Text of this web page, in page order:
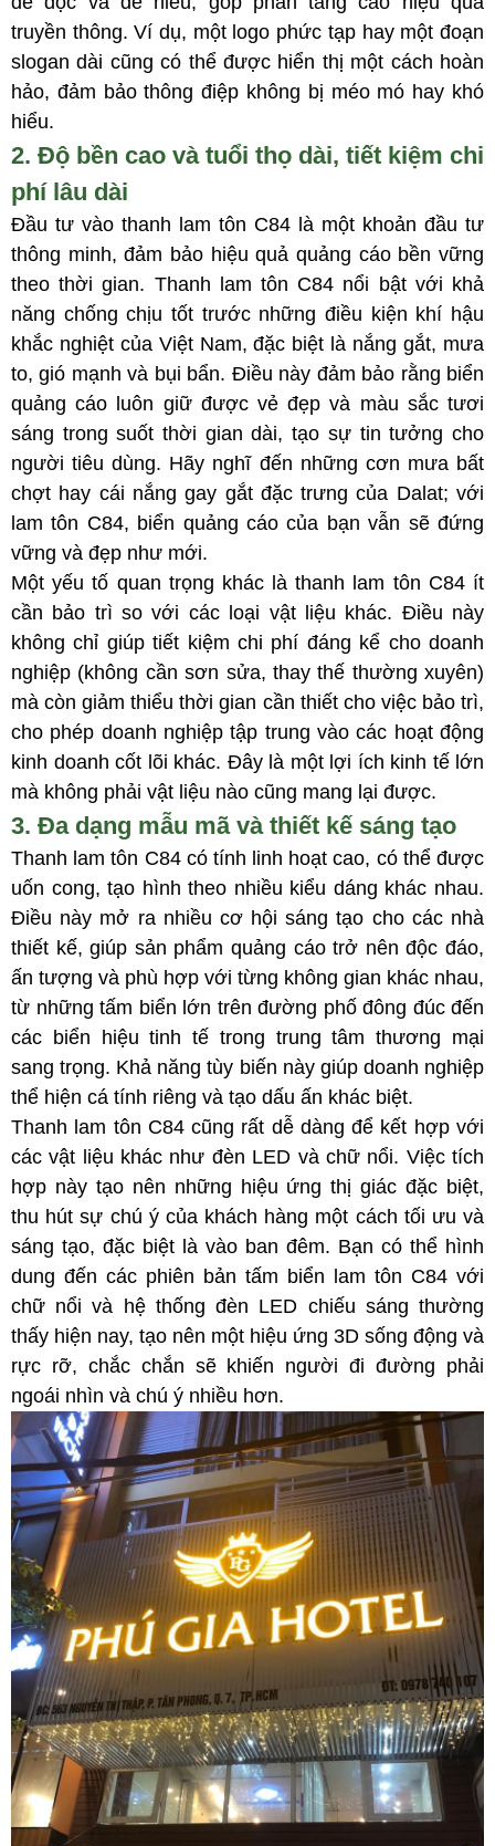
truyền thông. Ví dụ, một logo phức tạp hay một đoạn
slogan dài cũng có thể được hiển thị một cách hoàn
hảo, đảm bảo thông điệp không bị méo mó hay khó
hiểu.
2. Độ bền cao và tuổi thọ dài, tiết kiệm chi
phí lâu dài
Đầu tư vào thanh lam tôn C84 là một khoản đầu tư
thông minh, đảm bảo hiệu quả quảng cáo bền vững
theo thời gian. Thanh lam tôn C84 nổi bật với khả
năng chống chịu tốt trước những điều kiện khí hậu
khắc nghiệt của Việt Nam, đặc biệt là nắng gắt, mưa
to, gió mạnh và bụi bẩn. Điều này đảm bảo rằng biển
quảng cáo luôn giữ được vẻ đẹp và màu sắc tươi
sáng trong suốt thời gian dài, tạo sự tin tưởng cho
người tiêu dùng. Hãy nghĩ đến những cơn mưa bất
chợt hay cái nắng gay gắt đặc trưng của Dalat; với
lam tôn C84, biển quảng cáo của bạn vẫn sẽ đứng
vững và đẹp như mới.
Một yếu tố quan trọng khác là thanh lam tôn C84 ít
cần bảo trì so với các loại vật liệu khác. Điều này
không chỉ giúp tiết kiệm chi phí đáng kể cho doanh
nghiệp (không cần sơn sửa, thay thế thường xuyên)
mà còn giảm thiểu thời gian cần thiết cho việc bảo trì,
cho phép doanh nghiệp tập trung vào các hoạt động
kinh doanh cốt lõi khác. Đây là một lợi ích kinh tế lớn
mà không phải vật liệu nào cũng mang lại được.
3. Đa dạng mẫu mã và thiết kế sáng tạo
Thanh lam tôn C84 có tính linh hoạt cao, có thể được
uốn cong, tạo hình theo nhiều kiểu dáng khác nhau.
Điều này mở ra nhiều cơ hội sáng tạo cho các nhà
thiết kế, giúp sản phẩm quảng cáo trở nên độc đáo,
ấn tượng và phù hợp với từng không gian khác nhau,
từ những tấm biển lớn trên đường phố đông đúc đến
các biển hiệu tinh tế trong trung tâm thương mại
sang trọng. Khả năng tùy biến này giúp doanh nghiệp
thể hiện cá tính riêng và tạo dấu ấn khác biệt.
Thanh lam tôn C84 cũng rất dễ dàng để kết hợp với
các vật liệu khác như đèn LED và chữ nổi. Việc tích
hợp này tạo nên những hiệu ứng thị giác đặc biệt,
thu hút sự chú ý của khách hàng một cách tối ưu và
sáng tạo, đặc biệt là vào ban đêm. Bạn có thể hình
dung đến các phiên bản tấm biển lam tôn C84 với
chữ nổi và hệ thống đèn LED chiếu sáng thường
thấy hiện nay, tạo nên một hiệu ứng 3D sống động và
rực rỡ, chắc chắn sẽ khiến người đi đường phải
ngoái nhìn và chú ý nhiều hơn.